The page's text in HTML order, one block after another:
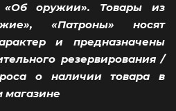
«Об оружии». Товары из
«Патроны» носят
и предназначены
резервирования /
о наличии товара в
магазине